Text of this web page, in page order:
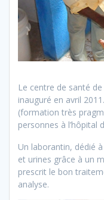
Le centre de santé
inauguré en avril
(formation très
personnes à l’hôpital
Un laborantin, dédié à
et urines grâce à un
prescrit le bon
analyse.